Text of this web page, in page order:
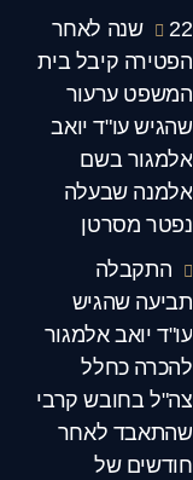
22 שנה לאחר
הפטירה קיבל בית
המשפט ערעור
שהגיש עו"ד יואב
אלמגור בשם
אלמנה שבעלה
נפטר מסרטן
התקבלה
תביעה שהגיש
עו"ד יואב אלמגור
להכרה כחלל
צה"ל בחובש קרבי
שהתאבד לאחר
חודשים של